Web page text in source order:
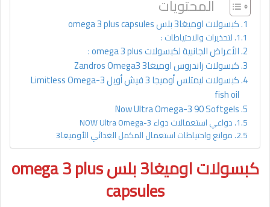
المحتويات
كبسولات اوميغا3 بلس omega 3 plus capsules
لتحذيرات والاحتياطات :
الأعراض الجانبية لكبسولات omega 3 plus :
كبسولات زاندروس اوميغاZandros Omega3 3
كبسولات ليمتلس أوميجا 3 فيش أويل Limitless Omega-3
fish oil
Now Ultra Omega-3 90 Softgels
دواعي استعمالات دواء NOW Ultra Omega-3
موانع واحتياطات استعمال المكمل الغذائي الأوميغا3
كبسولات اوميغا3 بلس omega 3 plus
capsules